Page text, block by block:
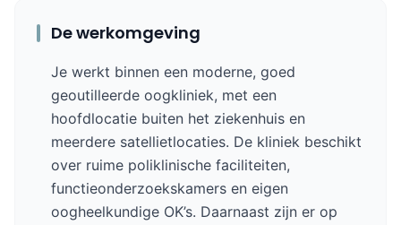
De werkomgeving
Je werkt binnen een moderne, goed
geoutilleerde oogkliniek, met een
hoofdlocatie buiten het ziekenhuis en
meerdere satellietlocaties. De kliniek beschikt
over ruime poliklinische faciliteiten,
functieonderzoekskamers en eigen
oogheelkundige OK’s. Daarnaast zijn er op